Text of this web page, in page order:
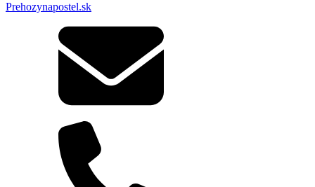
Prehozynapostel.sk